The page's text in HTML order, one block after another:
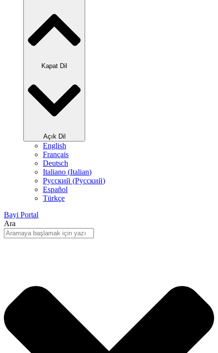
Kapat Dil
Açık Dil
English
Français
Deutsch
Italiano (Italian)
Русский (Pусский)
Español
Türkçe
Bayi Portal
Ara